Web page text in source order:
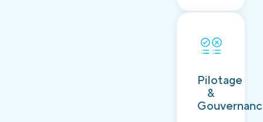
Pilotage
&
Découvrir